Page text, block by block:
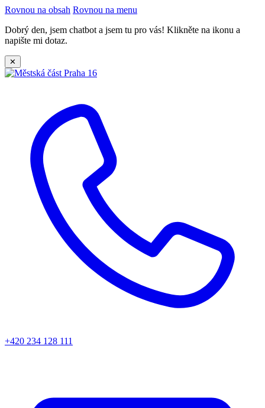
Rovnou na obsah Rovnou na menu
Dobrý den, jsem chatbot a jsem tu pro vás! Klikněte na ikonu a
napište mi dotaz.
✕
+420 234 128 111